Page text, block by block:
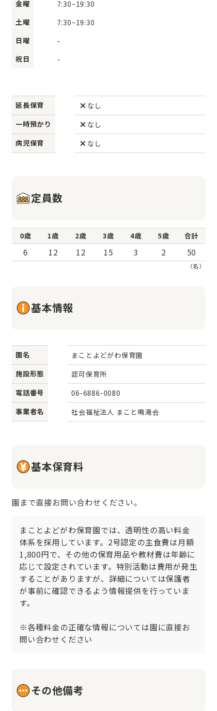
金曜
7:30~19:30
土曜
7:30~19:30
日曜
-
祝日
-
延長保育
なし
一時預かり
なし
病児保育
なし
定員数
0歳 1歳 2歳 3歳 4歳 5歳 合計
6 12 12 15 3 2 50
（名）
基本情報
園名
まことよどがわ保育園
施設形態
認可保育所
電話番号
06-6886-0080
事業者名
社会福祉法人 まこと鳴滝会
基本保育料
園まで直接お問い合わせください。
まことよどがわ保育園では、透明性の高い料金
体系を採用しています。2号認定の主食費は月額
1,800円で、その他の保育用品や教材費は年齢に
応じて設定されています。特別活動は費用が発生
することがありますが、詳細については保護者
が事前に確認できるよう情報提供を行っていま
す。
※各種料金の正確な情報については園に直接お
問い合わせください
その他備考